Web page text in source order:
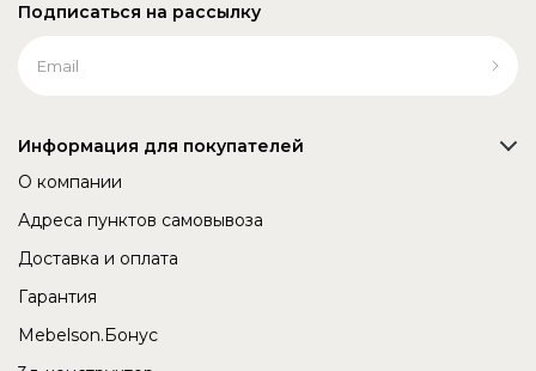
Подписаться на рассылку
Информация для покупателей
О компании
Адреса пунктов самовывоза
Доставка и оплата
Гарантия
Mebelson.Бонус